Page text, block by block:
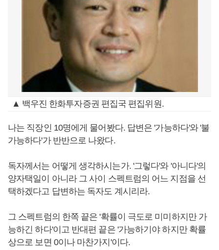
▲ 백우진 한화투자증권 편집국 편집위원.
나는 직장인 10명에게 물어봤다. 답변은 '가능하다'와 '불
가능하다'가 반반으로 나왔다.
독자께서는 어떻게 생각하시는가. '그렇다'와 '아니다'의
양자택일이 아니라 그 사이 스펙트럼의 어느 지점을 선
택하겠다고 답변하는 독자도 계시리라.
그 스펙트럼의 한쪽 끝은 '확률이 극도로 미미하지만 가
능하긴 하다'이고 반대편 끝은 '가능하기야 하지만 확률
상으로 보면 0이나 마찬가지'이다.